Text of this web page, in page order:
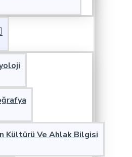
Kültürü Ve Ahlak Bilgisi